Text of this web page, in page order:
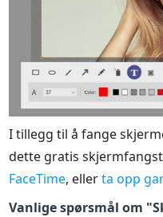
I tillegg til å fange
dette gratis
FaceTime, ellerta opp
Vanlige spørsmål om